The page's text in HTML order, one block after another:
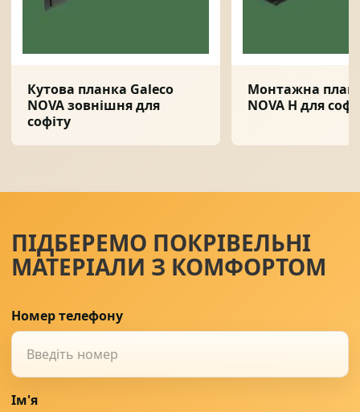
Кутова планка Galeco
NOVA зовнішня для
софіту
Монтажна
NOVA H для
ПІДБЕРЕМО ПОКРІВЕЛЬНІ
МАТЕРІАЛИ З КОМФОРТОМ
Номер телефону
Ім'я